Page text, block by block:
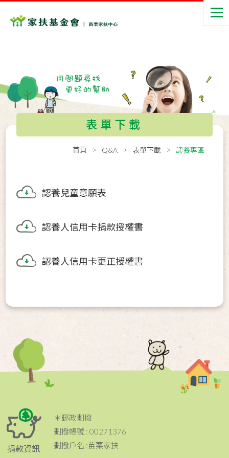
表單下載
首頁 Q&A 表單下載 認養專區
認養兒童意願表
認養人信用卡捐款授權書
認養人信用卡更正授權書
捐款資訊
＊郵政劃撥
劃撥帳號 : 00271376
劃撥戶名 :苗栗家扶